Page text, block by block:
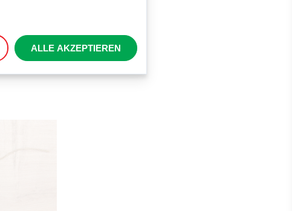
ALLE AKZEPTIEREN